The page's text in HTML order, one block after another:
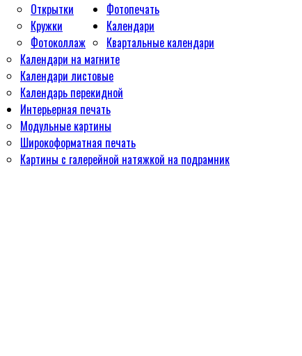
Открытки
Кружки
Фотоколлаж
Фотопечать
Календари
Квартальные календари
Календари на магните
Календари листовые
Календарь перекидной
Интерьерная печать
Модульные картины
Широкоформатная печать
Картины с галерейной натяжкой на подрамник